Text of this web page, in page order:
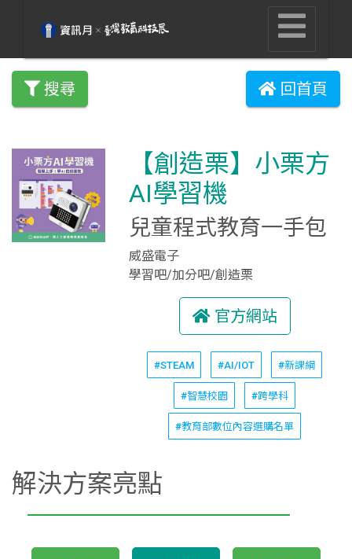
搜尋 回首頁
【創造栗】小栗方
AI學習機
兒童程式教育一手包
威盛電子
學習吧/加分吧/創造栗
官方網站
#STEAM #AI/IOT #新課綱
#智慧校園 #跨學科
#教育部數位內容選購名單
解決方案亮點